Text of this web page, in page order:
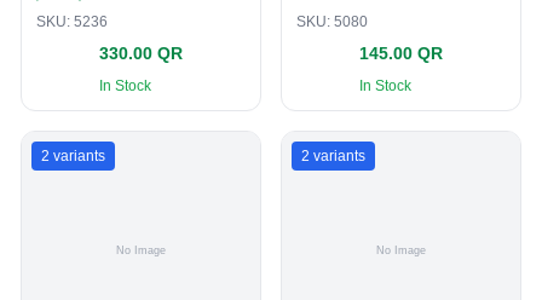
SKU: 5236
330.00 QR
In Stock
SKU: 5080
145.00 QR
In Stock
2 variants 2 variants